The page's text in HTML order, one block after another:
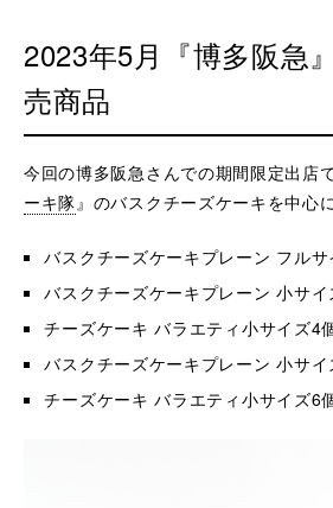
2023年5月『博多阪急
売商品
今回の博多阪急さんでの期間限定出店
ーキ隊 』のバスクチーズケーキを中心
バスクチーズケーキプレーン フルサ
バスクチーズケーキプレーン 小サイ
チーズケーキ バラエティ小サイズ4
バスクチーズケーキプレーン 小サイ
チーズケーキ バラエティ小サイズ6